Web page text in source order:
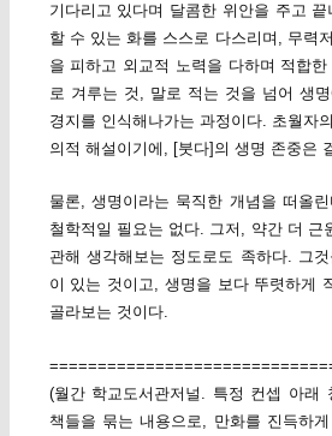
기다리고 있다며 달콤한 위안을 주고
할 수 있는 화를 스스로 다스리며, 무력
을 피하고 외교적 노력을 다하며 적합
로 겨루는 것, 말로 적는 것을 넘어 생
경지를 인식해나가는 과정이다. 초월자
의적 해설이기에, [붓다]의 생명 존중은
물론, 생명이라는 묵직한 개념을 떠올
철학적일 필요는 없다. 그저, 약간 더 근
관해 생각해보는 정도로도 족하다. 그
이 있는 것이고, 생명을 보다 뚜렷하게
골라보는 것이다.
(월간 학교도서관저널. 특정 컨셉 아래
책들을 묶는 내용으로, 만화를 진득하